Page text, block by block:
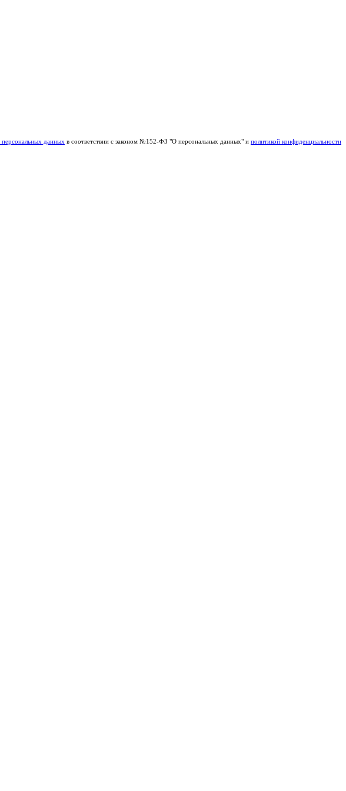
данных в соответствии с законом №152-ФЗ "О персональных данных" и политикой конфиденциальности